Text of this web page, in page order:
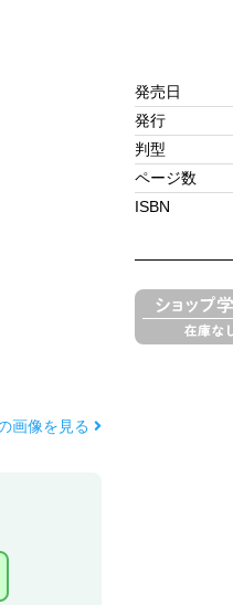
画像を見る
発売日
発行
判型
ページ数
ISBN